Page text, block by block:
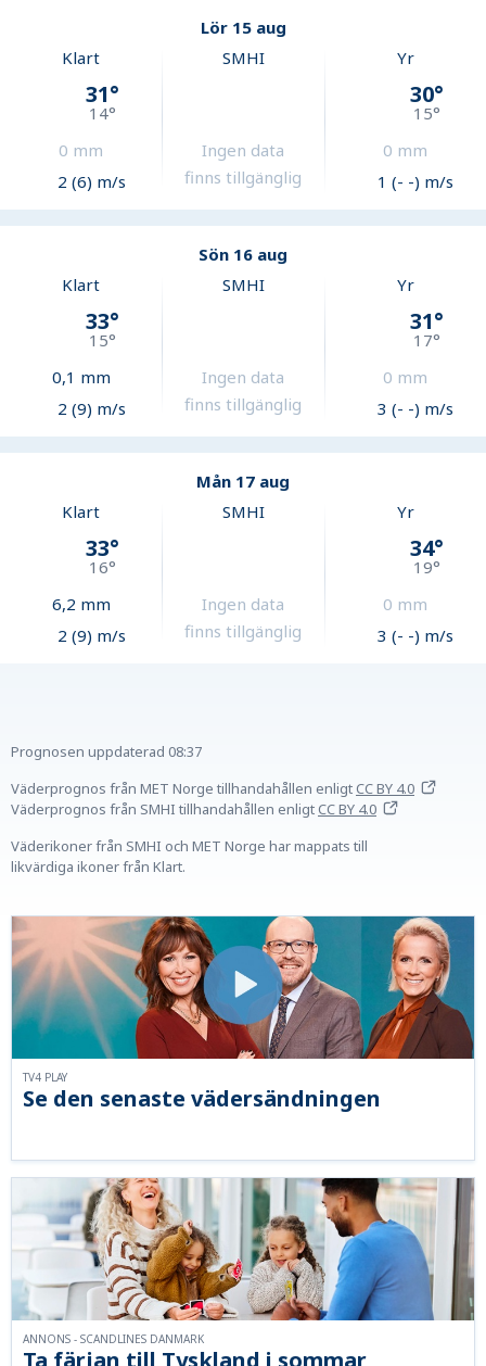
Lör 15 aug
Klart
31°
14°
0 mm
2 (6) m/s
SMHI
Ingen data
finns tillgänglig
Yr
30°
15°
0 mm
1 (- -) m/s
Sön 16 aug
Klart
33°
15°
0,1 mm
2 (9) m/s
SMHI
Ingen data
finns tillgänglig
Yr
31°
17°
0 mm
3 (- -) m/s
Mån 17 aug
Klart
33°
16°
6,2 mm
2 (9) m/s
SMHI
Ingen data
finns tillgänglig
Yr
34°
19°
0 mm
3 (- -) m/s
Prognosen uppdaterad 08:37
Väderprognos från MET Norge tillhandahållen enligtCC BY 4.0
Väderprognos från SMHI tillhandahållen enligtCC BY 4.0
Väderikoner från SMHI och MET Norge har mappats till
likvärdiga ikoner från Klart.
Se den senaste vädersändningen
TV4 PLAY
ANNONS - SCANDLINES DANMARK